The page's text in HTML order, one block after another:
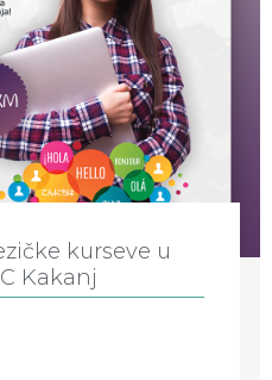
kurseve u
Kakanj